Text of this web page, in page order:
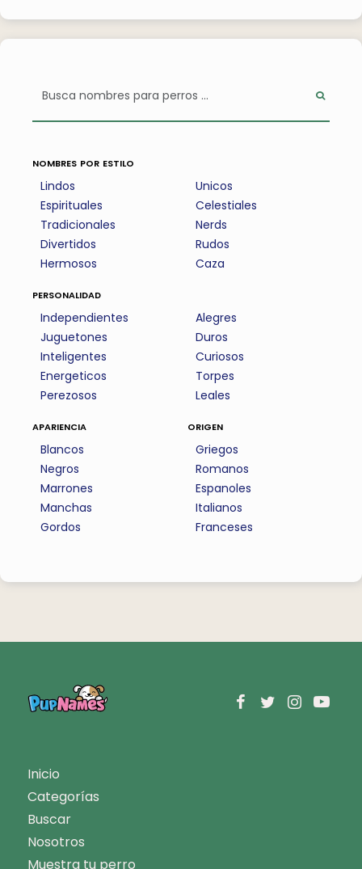
nombres por estilo
Lindos
Espirituales
Tradicionales
Divertidos
Hermosos
Unicos
Celestiales
Nerds
Rudos
Caza
personalidad
Independientes
Juguetones
Inteligentes
Energeticos
Perezosos
Alegres
Duros
Curiosos
Torpes
Leales
apariencia
Blancos
Negros
Marrones
Manchas
Gordos
origen
Griegos
Romanos
Espanoles
Italianos
Franceses
Inicio
Categorías
Buscar
Nosotros
Muestra tu perro